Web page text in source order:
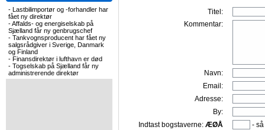
- Lastbilimportør og -forhandler har
fået ny direktør
-Affalds- og energiselskab på
Sjælland får ny genbrugschef
- Tankvognsproducent har fået ny
salgsrådgiver i Sverige, Danmark
og Finland
- Finansdirektør i lufthavn er død
- Togselskab på Sjælland får ny
administrerende direktør
Titel:
Kommentar:
Navn:
Email:
Adresse:
By:
Indtast bogstaverne: ÆØÅ -